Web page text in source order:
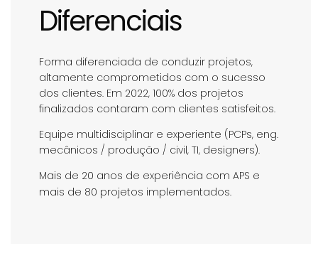
Diferenciais
Forma diferenciada de conduzir projetos,
altamente comprometidos com o sucesso
dos clientes. Em 2022, 100% dos projetos
finalizados contaram com clientes satisfeitos.
Equipe multidisciplinar e experiente (PCPs, eng.
mecânicos / produção / civil, TI, designers).
Mais de 20 anos de experiência com APS e
mais de 80 projetos implementados.